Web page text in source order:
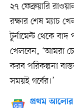
২৭ ফেব্রুয়ারি
রক্ষার শেষ ম্যাচ
টুর্নামেন্ট থেকে
খেলবেন, ‘আমরা
করব পরিকল্পনা
সময়ই গর্বের।’
প্রথম আলোর